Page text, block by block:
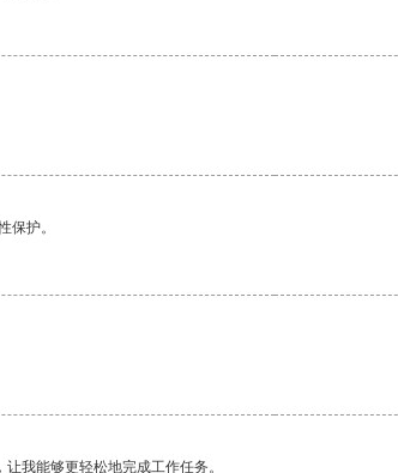
保护。
我能够更轻松地完成工作任务。